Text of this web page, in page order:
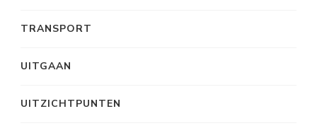
TRANSPORT
UITGAAN
UITZICHTPUNTEN